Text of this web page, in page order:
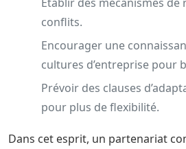
conflits.
Encourager une
cultures d’entreprise pour
Prévoir des clauses
pour plus de flexibilité.
Dans cet esprit, un partenariat